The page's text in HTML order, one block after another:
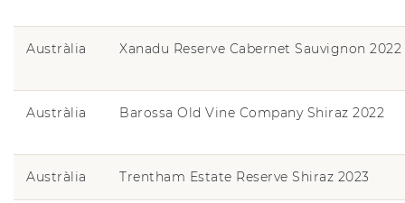
Austràlia Xanadu Reserve Cabernet Sauvignon 2022
Austràlia Barossa Old Vine Company Shiraz 2022
Austràlia Trentham Estate Reserve Shiraz 2023